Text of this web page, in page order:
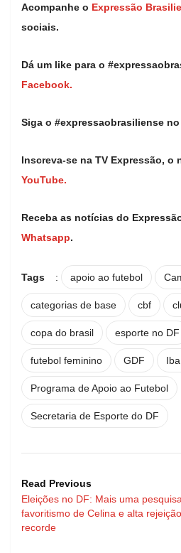
Acompanhe o Expressão
sociais.
Dá um like para o
Facebook.
Siga o #expressaobrasiliense no
Inscreva-se na TV Expressão, o
YouTube.
Receba as notícias do
Whatsapp.
Tags : apoio ao futebol
categorias de base cbf
copa do brasil esporte no DF
futebol feminino GDF
Programa de Apoio ao Futebol
Secretaria de Esporte do DF
Read Previous
Eleições no DF: Mais uma
favoritismo de Celina e alta
recorde